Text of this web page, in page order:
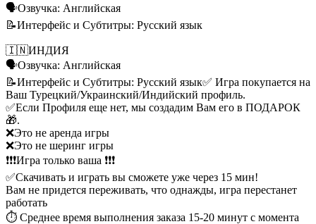
🗣️Озвучка: Английская
📝Интерфейс и Субтитры: Русский язык
🇮🇳ИНДИЯ
🗣️Озвучка: Английская
📝Интерфейс и Субтитры: Русский язык✅ Игра покупается на
Ваш Турецкий/Украинский/Индийский профиль.
✅Если Профиля еще нет, мы создадим Вам его в ПОДАРОК
🎁.
❌Это не аренда игры
❌Это не шеринг игры
❗❗❗Игра только ваша ❗❗❗
✅Скачивать и играть вы сможете уже через 15 мин!
Вам не придется переживать, что однажды, игра перестанет
работать
⏱ Среднее время выполнения заказа 15-20 минут с момента